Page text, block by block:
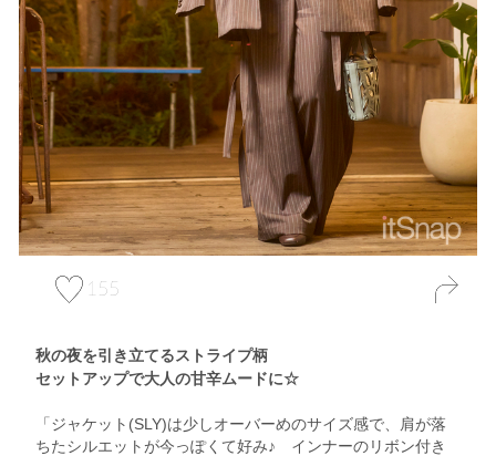
155
秋の夜を引き立てるストライプ柄
セットアップで大人の甘辛ムードに☆
「ジャケット(SLY)は少しオーバーめのサイズ感で、肩が落
ちたシルエットが今っぽくて好み♪ インナーのリボン付き